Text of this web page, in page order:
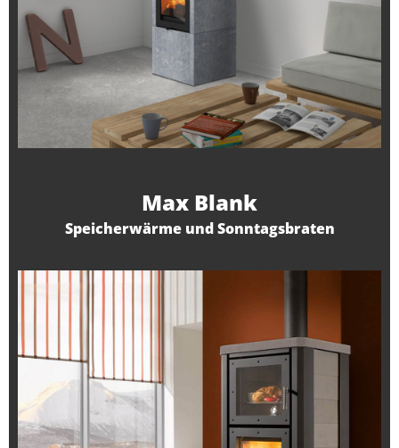
Max Blank
Speicherwärme und Sonntagsbraten